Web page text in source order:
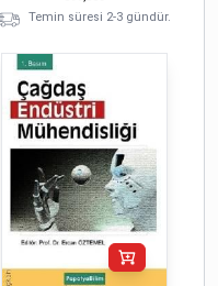
Temin süresi 2-3 gündür.